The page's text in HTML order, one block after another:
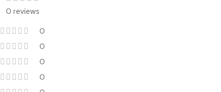
0 reviews
0
0
0
0